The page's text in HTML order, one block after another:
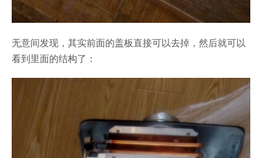
无意间发现，其实前面的盖板直接可以去掉，然后就可以
看到里面的结构了：